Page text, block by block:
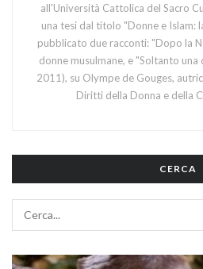
all'Università Cattolica del Sacro
una tesi dal titolo "Donne e Islam:
pubblicato due racconti: "Dopo la
donne musulmane, e "Soltanto
2011), su Olympe de Gouges,
Diritti della Donna e della
CERCA